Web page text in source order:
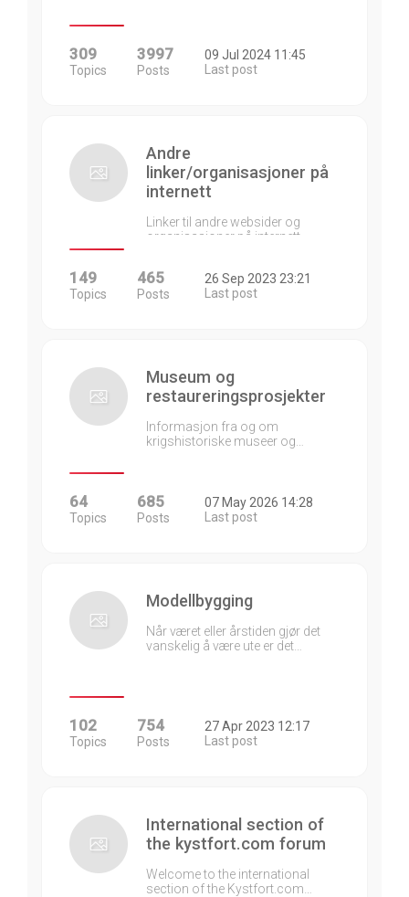
309
Topics
3997
Posts
09 Jul 2024 11:45
Last post
Andre
linker/organisasjoner på
internett
Linker til andre websider og
organisasjoner på internett…
149
Topics
465
Posts
26 Sep 2023 23:21
Last post
Museum og
restaureringsprosjekter
Informasjon fra og om
krigshistoriske museer og…
64
Topics
685
Posts
07 May 2026 14:28
Last post
Modellbygging
Når været eller årstiden gjør det
vanskelig å være ute er det…
102
Topics
754
Posts
27 Apr 2023 12:17
Last post
International section of
the kystfort.com forum
Welcome to the international
section of the Kystfort.com…